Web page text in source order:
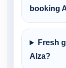
booking
Fresh
Alza?